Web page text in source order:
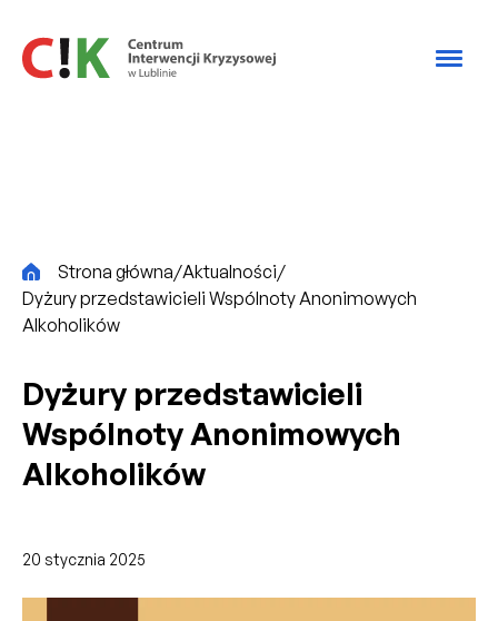
Strona głównaCiK
/Aktualności/
Dyżury przedstawicieli Wspólnoty Anonimowych
Alkoholików
Dyżury przedstawicieli
Wspólnoty Anonimowych
Alkoholików
20 stycznia 2025